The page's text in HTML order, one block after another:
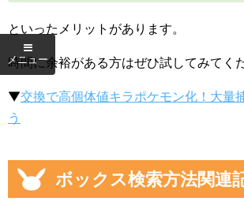
といったメリットがあります。
時間に余裕がある方はぜひ試してみてく
▼交換で高個体値キラポケモン化！大量
う
ボックス検索方法関連